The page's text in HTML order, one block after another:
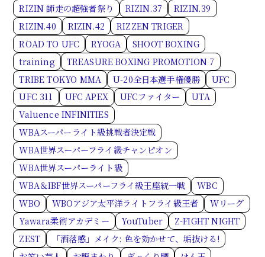
RIZIN 師走の超強者祭り
RIZIN.37
RIZIN.39
RIZIN.40
RIZIN.42
RIZZEN TRIGER
ROAD TO UFC
RYOGA
SHOOT BOXING
training
TREASURE BOXING PROMOTION 7
TRIBE TOKYO MMA
U-20全日本選手権優勝
UFC
UFC 311
UFC APEX UFCファイター
UTA
Valuence INFINITIES
WBAスーパーライト級挑戦者決定戦
WBA世界スーパーフライ級チャンピオン
WBA世界スーパーライト級
WBA＆IBF世界スーパーフライ級王座統一戦
WBC
WBO
WBOアジア太平洋ライトフライ級王者
Wリーグ
Yawara柔術アカデミー
YouTuber
Z-FIGHT NIGHT
ZEST
「洒落感」メイク: 色を効かせて、垢抜ける!